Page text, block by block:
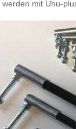
mit Uhu-